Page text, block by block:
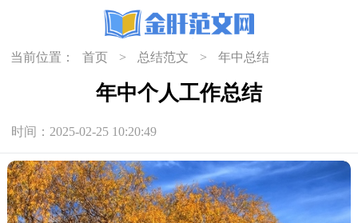
当前位置： 首页 > 总结范文 > 年中总结
年中个人工作总结
时间：2025-02-25 10:20:49